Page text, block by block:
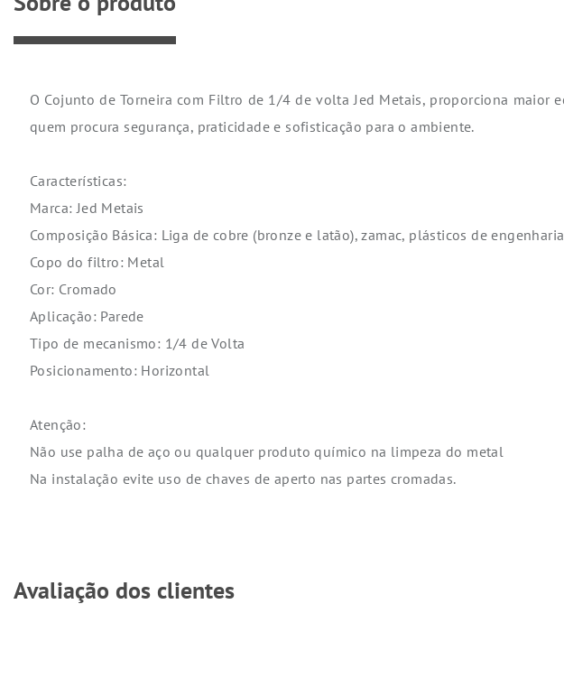
O Cojunto de Torneira com Filtro de 1/4 de volta Jed Metais, proporciona
quem procura segurança, praticidade e sofisticação para o ambiente.
Características:
Marca: Jed Metais
Composição Básica: Liga de cobre (bronze e latão), zamac, plásticos de
Copo do filtro: Metal
Cor: Cromado
Aplicação: Parede
Tipo de mecanismo: 1/4 de Volta
Posicionamento: Horizontal
Atenção:
Não use palha de aço ou qualquer produto químico na limpeza do metal
Na instalação evite uso de chaves de aperto nas partes cromadas.
Avaliação dos clientes